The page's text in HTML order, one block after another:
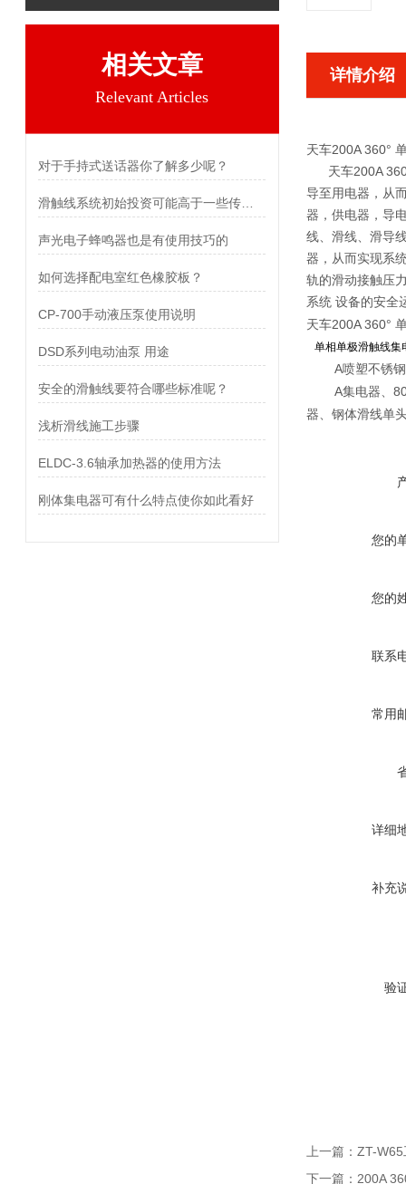
相关文章
Relevant Articles
对于手持式送话器你了解多少呢？
声光电子蜂鸣器也是有使用技巧的
如何选择配电室红色橡胶板？
CP-700手动液压泵使用说明
DSD系列电动油泵 用途
安全的滑触线要符合哪些标准呢？
浅析滑线施工步骤
ELDC-3.6轴承加热器的使用方法
刚体集电器可有什么特点使你如此看好
详情介绍
天车200A 360°
天车200A
导至用电器，从
器，供电器，导
线、滑线、滑导
器，从而实现系
轨的滑动接触压
系统 设备的安全
天车200A 360°
单相单极滑触线集
A喷塑不锈
A集电器、
器、钢体滑线单
您的
您的
联系
常用
详细
补充
验
上一篇： ZT-W65
下一篇： 200A